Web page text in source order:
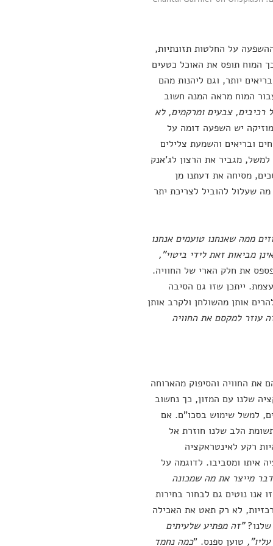
על החלטות תזונתיות,
המוח תופס את האוכל כטעים
יותר, וגם ליהנות מהם
המוח מראה המנה חשוב
רכיבים, צבעים ומרקמים, לא
יש השפעה דומה על
ובריאים והשמעת צלילים
למשל, מגביר את הרצון לג'אנק
מסיחה את דעתנו מן
שעלול להוביל לצריכת יתר
ל-95 אחוזים ממה שאנחנו טועמים אנחנו
מביאות זאת לידי ביטוי",
את חלק הארי של החוויה.
ייתכן שזו גם הסיבה
אותן מהשולחן ולקרב אותן
עוזר למקסם את החוויה
את החוויה והסיפוק מהארוחה
שלנו עם המזון, כך נחשוב
למשל שימוש בסכו"ם. אם
הלב שלנו חוזרת אל
רקע לאינטראקציה
איתו ומסביבו. לדוגמה על
מייצר את מה שמכונה
אנו נוטים גם לבחור בחירות
לא רק תאט את האכילה
שלנו?"זה מפתיע שלעיתים
טוען ספנס. "כמה נחמד